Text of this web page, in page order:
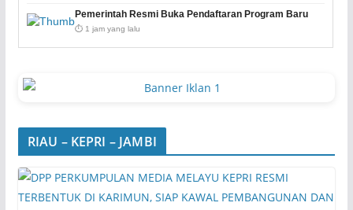
Pemerintah Resmi Buka Pendaftaran Program Baru
⏱️ 1 jam yang lalu
RIAU – KEPRI – JAMBI